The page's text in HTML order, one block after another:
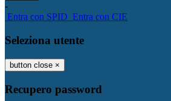
-
Entra con SPID Entra con CIE
Seleziona utente
button close ×
Recupero password